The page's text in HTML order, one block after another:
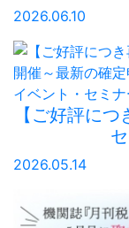
2026.06.10
イベント・セミナ
【ご好評に
2026.05.14